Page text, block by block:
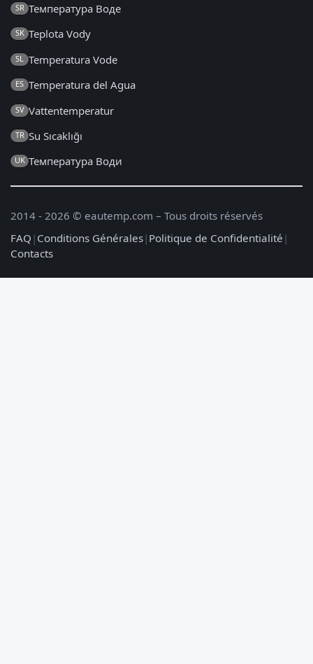
SR Температура Воде
SK Teplota Vody
SL Temperatura Vode
ES Temperatura del Agua
SV Vattentemperatur
TR Su Sıcaklığı
UK Температура Води
2014 - 2026 © eautemp.com – Tous droits réservés
FAQ | Conditions Générales| Politique de Confidentialité |
Contacts